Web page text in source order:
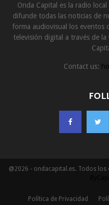
Onda Capital es la radio
difunde todas las noticias de
forma audiovisual los eventos
televisión digital a través de la
Contact us:
@2026 - ondacapital.es. Todos
Política de Privacidad